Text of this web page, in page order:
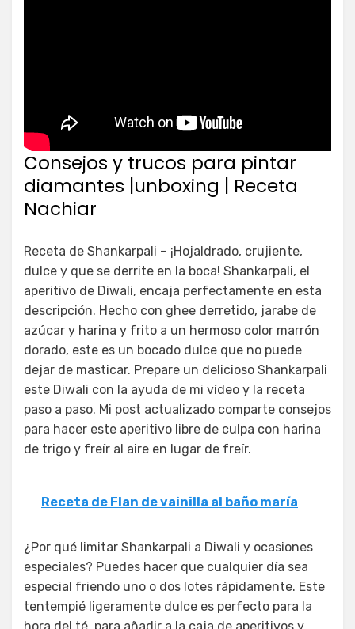
Consejos y trucos para pintar
diamantes |unboxing | Receta
Nachiar
Receta de Shankarpali – ¡Hojaldrado, crujiente,
dulce y que se derrite en la boca! Shankarpali, el
aperitivo de Diwali, encaja perfectamente en esta
descripción. Hecho con ghee derretido, jarabe de
azúcar y harina y frito a un hermoso color marrón
dorado, este es un bocado dulce que no puede
dejar de masticar. Prepare un delicioso Shankarpali
este Diwali con la ayuda de mi vídeo y la receta
paso a paso. Mi post actualizado comparte consejos
para hacer este aperitivo libre de culpa con harina
de trigo y freír al aire en lugar de freír.
Receta de Flan de vainilla al baño maría
¿Por qué limitar Shankarpali a Diwali y ocasiones
especiales? Puedes hacer que cualquier día sea
especial friendo uno o dos lotes rápidamente. Este
tentempié ligeramente dulce es perfecto para la